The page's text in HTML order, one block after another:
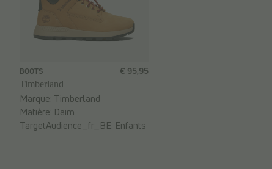
BOOTS
Timberland
€ 95,95
Marque: Timberland
Matière: Daim
TargetAudience_fr_BE: Enfants